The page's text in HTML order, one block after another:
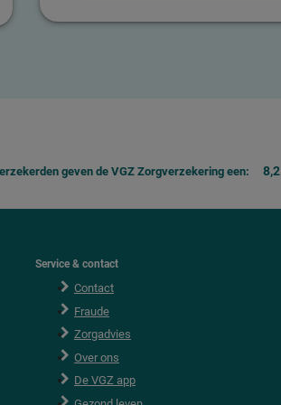
geven de VGZ Zorgverzekering een: 8,2
Service & contact
Contact
Fraude
Zorgadvies
Over ons
De VGZ app